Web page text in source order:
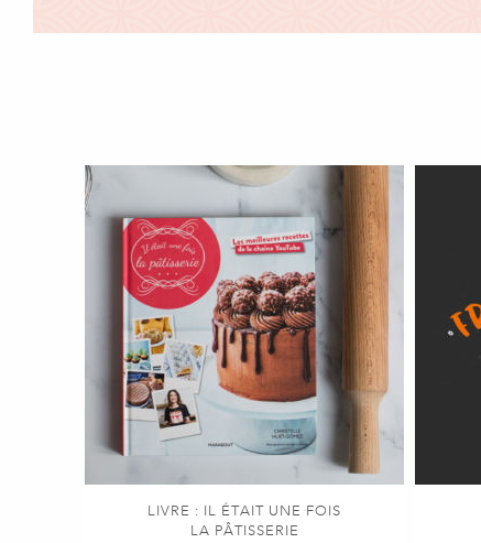
LIVRE : IL ÉTAIT UNE FOIS
LA PÂTISSERIE